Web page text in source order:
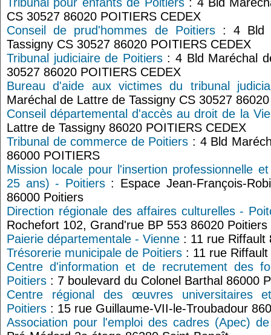
CS 30527 86020 POITIERS CEDEX
Conseil de prud'hommes de Poitiers: 4 Bld
Tassigny CS 30527 86020 POITIERS CEDEX
Tribunal judiciaire de Poitiers: 4 Bld Maréchal
30527 86020 POITIERS CEDEX
Bureau d'aide aux victimes du tribunal
Maréchal de Lattre de Tassigny CS 30527
Conseil départemental d'accès au droit de la
Lattre de Tassigny 86020 POITIERS CEDEX
Tribunal de commerce de Poitiers : 4 Bld
86000 POITIERS
Mission locale pour l'insertion professionnelle
25 ans) - Poitiers: Espace Jean-François-
86000 Poitiers
Direction régionale des affaires culturelles -
Rochefort 102, Grand'rue BP 553 86020 Poitiers
Paierie départementale - Vienne : 11 rue Riffault
Trésorerie municipale de Poitiers : 11 rue
Centre d'information et de recrutement des
Poitiers : 7 boulevard du Colonel Barthal 86000
Centre régional des œuvres universitaires
Poitiers : 15 rue Guillaume-VII-le-Troubadour
Association pour l'emploi des cadres (Apec)